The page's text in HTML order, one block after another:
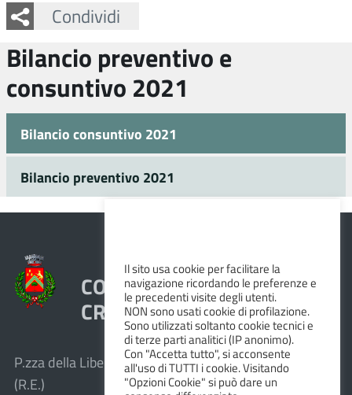
Condividi
Facebook
Twitter
Whatsapp
Bilancio preventivo e
consuntivo 2021
Bilancio consuntivo 2021
Bilancio preventivo 2021
COMUNE DI VEZZANO SUL
CROSTOLO
P.zza della Libertà, 1 – 42030 Vezzano sul Crostolo
(R.E.)
Il sito usa cookie per facilitare la
navigazione ricordando le preferenze e
le precedenti visite degli utenti.
NON sono usati cookie di profilazione.
Sono utilizzati soltanto cookie tecnici e
di terze parti analitici (IP anonimo).
Con "Accetta tutto", si acconsente
all'uso di TUTTI i cookie. Visitando
"Opzioni Cookie" si può dare un